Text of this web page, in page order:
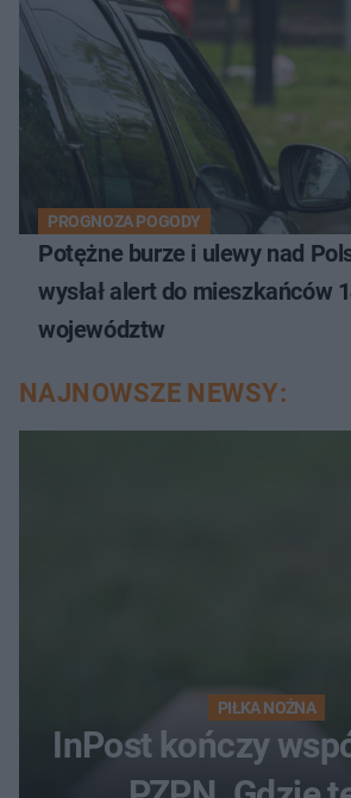
PROGNOZA POGODY
Potężne burze i ulewy nad
wysłał alert do mieszkańców
województw
NAJNOWSZE NEWSY:
PIŁKA NOŻNA
InPost kończy